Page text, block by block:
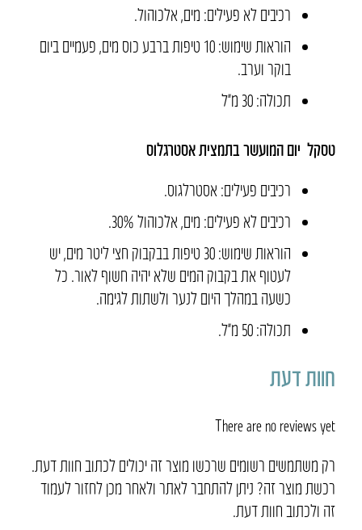
רכיבים לא פעילים: מים אלכוהול.
הוראות שימוש:10 טיפות ברבע כוס מים פעמיים ביום
בוקר וערב.
תכולה: 30 מ״ל
טסקל יוםהמועשר בתמציתאסטרגלוס
רכיבים פעילים: אסטרלגוס.
רכיבים לא פעילים: מים אלכוהול
הוראות שימוש: 30 טיפות בבקבוק חצי ליטר מים יש
לעטוף את בקבוק המים שלא יהיה חשוף לאור כל
כשעה במהלך היום לנער ולשתות לגימה
תכולה: 50 מ״ל.
חוות דעת
There are no reviews yet
רק משתמשים רשומים שרכשו מוצר זה יכולים לכתוב חוות דעת.
רכשת מוצר זה? ניתן להתחבר לאתר ולאחר מכן לחזור לעמוד
זה ולכתוב חוות דעת.